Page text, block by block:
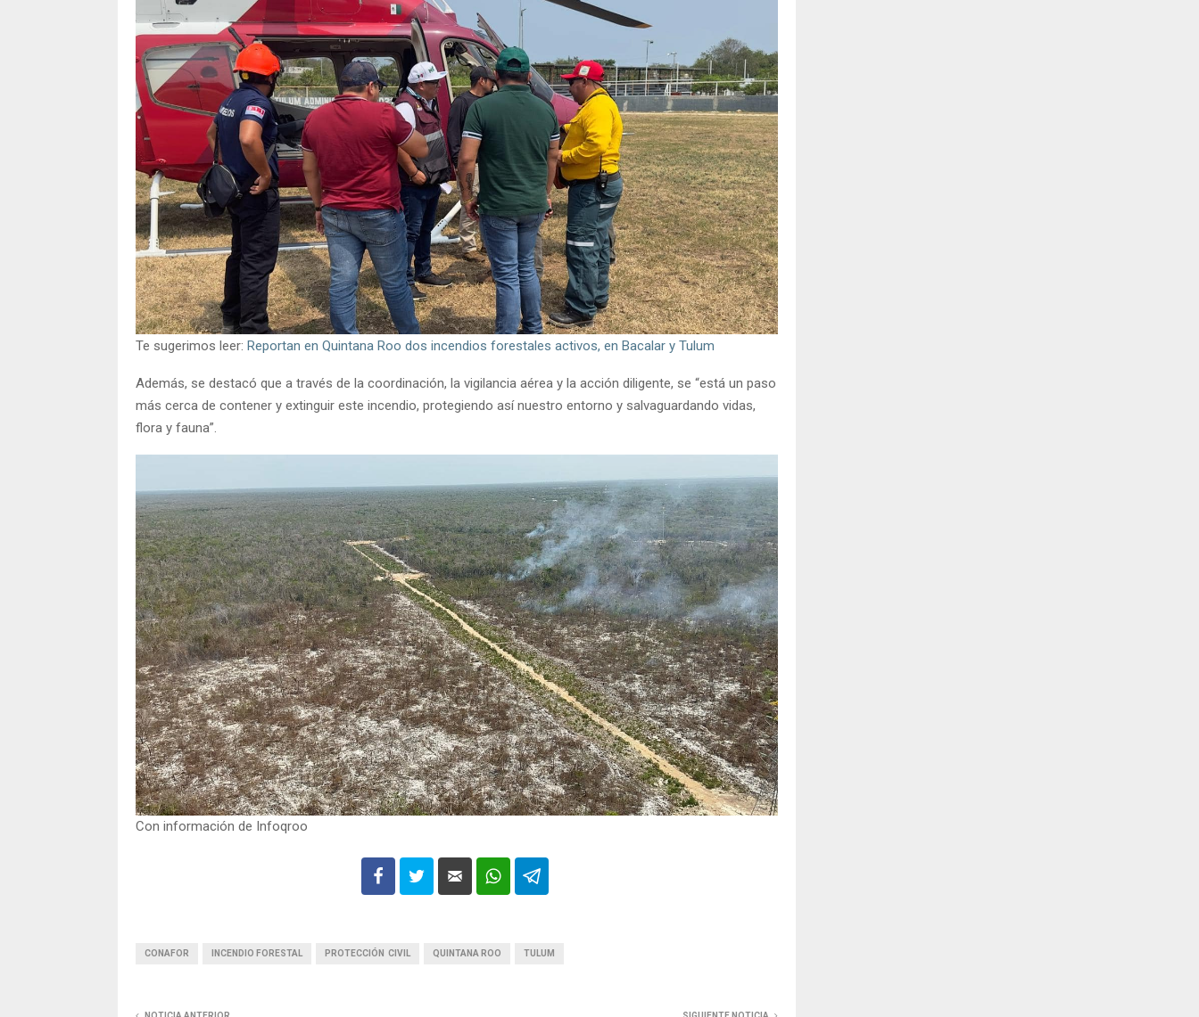
Te sugerimos leer: Reportan en Quintana Roo dos incendios forestales activos, en Bacalar y Tulum
Además, se destacó que a través de la coordinación, la vigilancia aérea y la acción diligente, se “está un paso
más cerca de contener y extinguir este incendio, protegiendo así nuestro entorno y salvaguardando vidas,
flora y fauna”.
Con información de Infoqroo
CONAFOR INCENDIO FORESTAL PROTECCIÓN CIVIL QUINTANA ROO TULUM